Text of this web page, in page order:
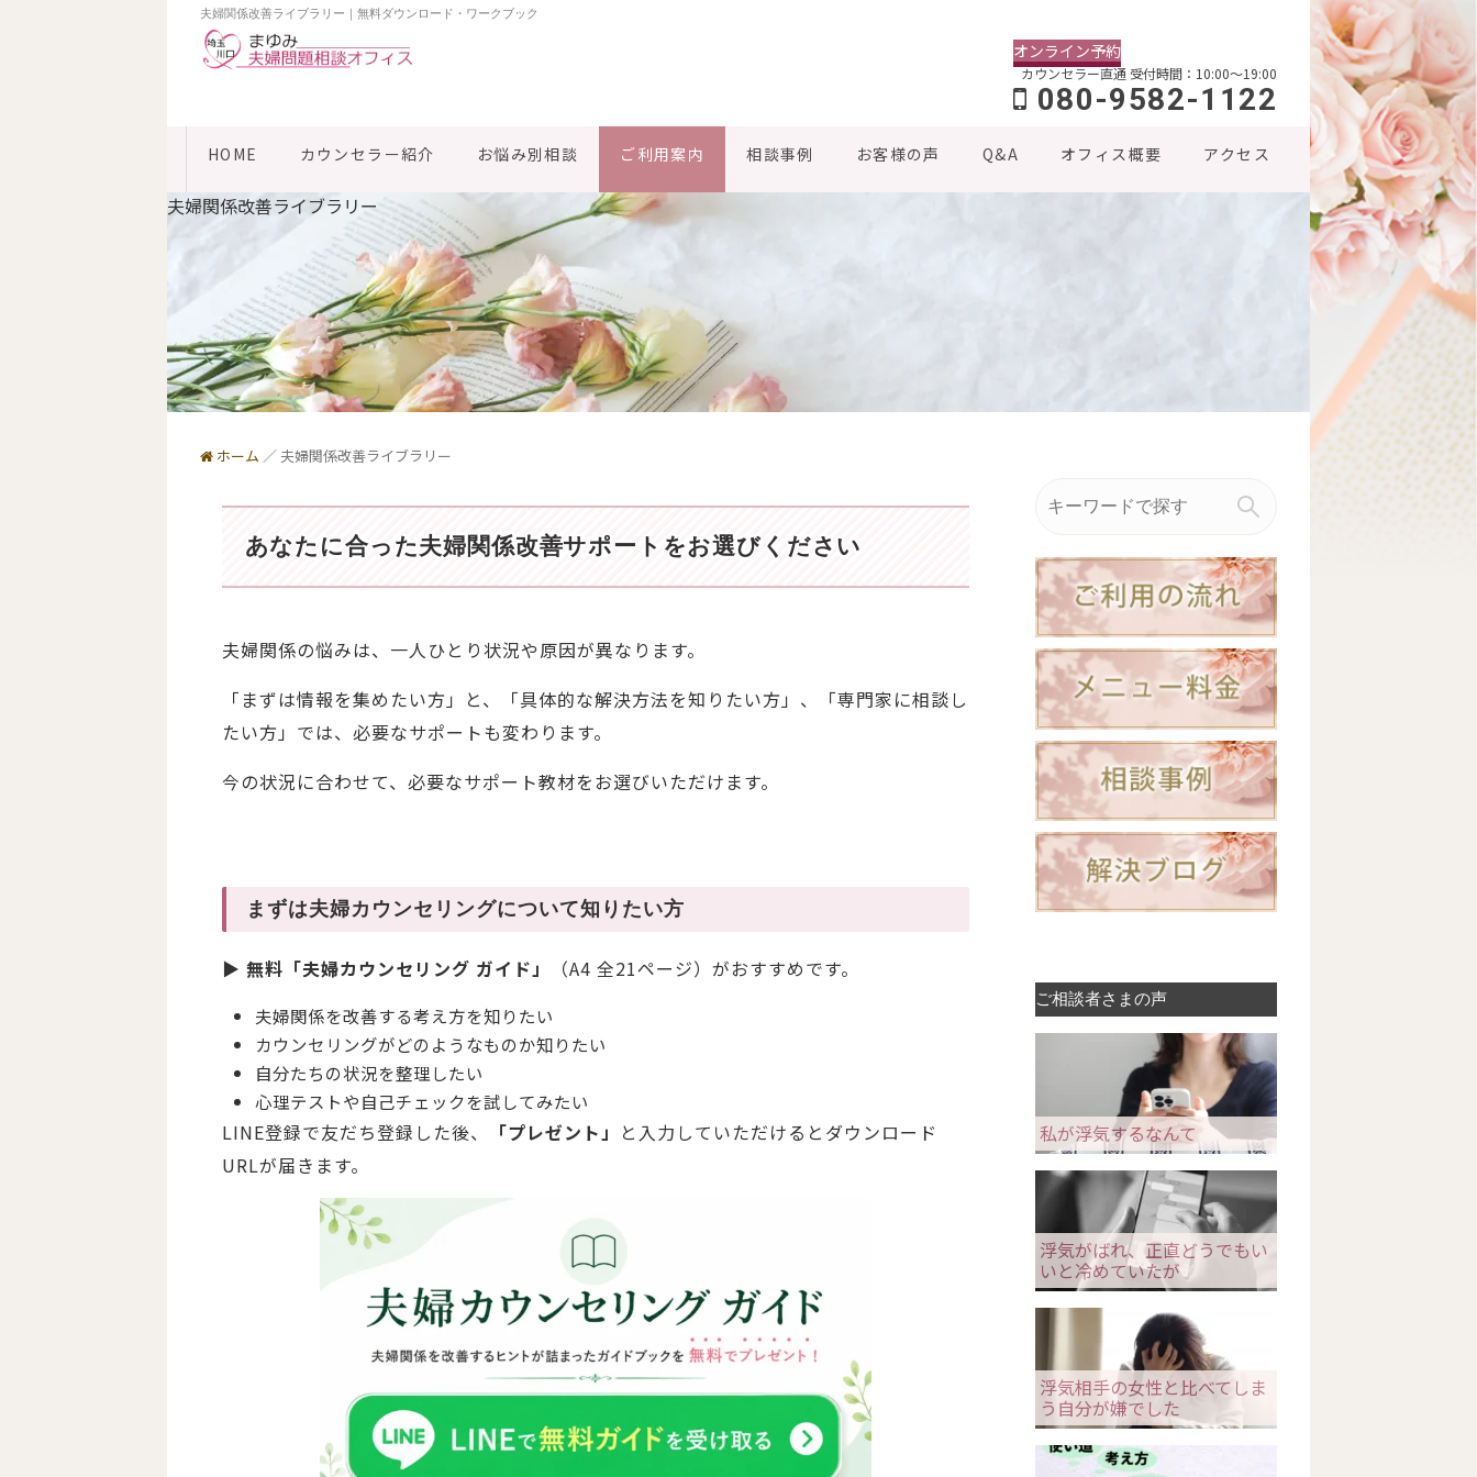
夫婦関係改善ライブラリー｜無料ダウンロード・ワークブック
オンライン予約
カウンセラー直通 受付時間：10:00～19:00
080-9582-1122
HOME カウンセラー紹介 お悩み別相談 ご利用案内 相談事例 お客様の声 Q&A オフィス概要 アクセス
夫婦関係改善ライブラリー
ホーム ／ 夫婦関係改善ライブラリー
あなたに合った夫婦関係改善サポートをお選びください
夫婦関係の悩みは、一人ひとり状況や原因が異なります。
「まずは情報を集めたい方」と、「具体的な解決方法を知りたい方」、「専門家に相談し
たい方」では、必要なサポートも変わります。
今の状況に合わせて、必要なサポート教材をお選びいただけます。
まずは夫婦カウンセリングについて知りたい方
▶ 無料「夫婦カウンセリング ガイド」 （A4 全21ページ）がおすすめです。
夫婦関係を改善する考え方を知りたい
カウンセリングがどのようなものか知りたい
自分たちの状況を整理したい
心理テストや自己チェックを試してみたい
LINE登録で友だち登録した後、 「プレゼント」 と入力していただけるとダウンロード
URLが届きます。
ご相談者さまの声
私が浮気するなんて
浮気がばれ、正直どうでもい
いと冷めていたが
浮気相手の女性と比べてしま
う自分が嫌でした